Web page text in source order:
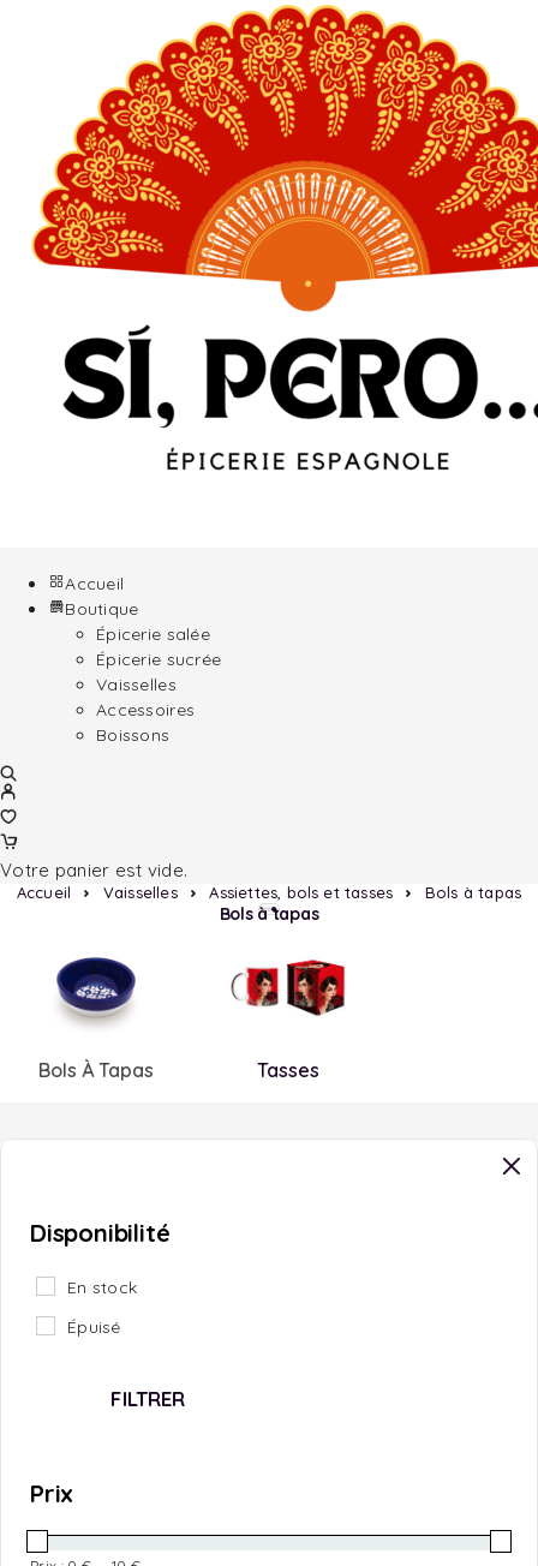
Accueil
Boutique
Épicerie salée
Épicerie sucrée
Vaisselles
Accessoires
Boissons
Votre panier est vide.
Accueil Vaisselles Assiettes, bols et tasses Bols à tapas
Bols à tapas
Bols À Tapas Tasses
Disponibilité
En stock
Épuisé
FILTRER
Prix